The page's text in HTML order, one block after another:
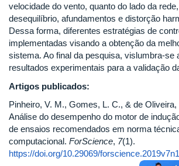
velocidade do vento, quanto do lado da
desequilíbrio, afundamentos e distorção
Dessa forma, diferentes estratégias de
implementadas visando a obtenção da
sistema. Ao final da pesquisa, vislumbra-se
resultados experimentais para a validação
Artigos publicados:
Pinheiro, V. M., Gomes, L. C., & de Oliveira,
Análise do desempenho do motor de
de ensaios recomendados em norma
computacional. ForScience, 7(1).
https://doi.org/10.29069/